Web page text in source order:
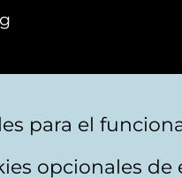
para el
opcionales